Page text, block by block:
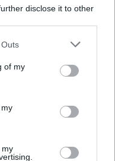
disclose it to other
of my
my
προϋπόθεση για
Ειδική